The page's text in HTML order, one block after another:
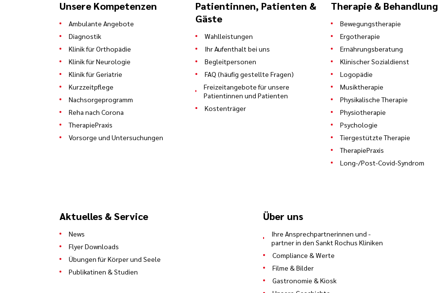
Unsere Kompetenzen
Ambulante Angebote
Diagnostik
Klinik für Orthopädie
Klinik für Neurologie
Klinik für Geriatrie
Kurzzeitpflege
Nachsorgeprogramm
Reha nach Corona
TherapiePraxis
Vorsorge und Untersuchungen
Patientinnen, Patienten &
Gäste
Wahlleistungen
Ihr Aufenthalt bei uns
Begleitpersonen
FAQ (häufig gestellte Fragen)
Freizeitangebote für unsere
Patientinnen und Patienten
Kostenträger
Therapie & Behandlung
Bewegungstherapie
Ergotherapie
Ernährungsberatung
Klinischer Sozialdienst
Logopädie
Musiktherapie
Physikalische Therapie
Physiotherapie
Psychologie
Tiergestützte Therapie
TherapiePraxis
Long-/Post-Covid-Syndrom
Aktuelles & Service
News
Flyer Downloads
Übungen für Körper und Seele
Publikatinen & Studien
Über uns
Ihre Ansprechpartnerinnen und -
partner in den Sankt Rochus Kliniken
Compliance & Werte
Filme & Bilder
Gastronomie & Kiosk